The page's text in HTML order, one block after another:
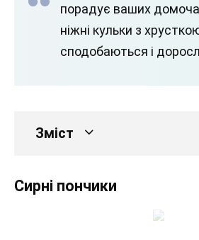
порадує ваших
ніжні кульки з
сподобаються і
Зміст
Сирні пончики